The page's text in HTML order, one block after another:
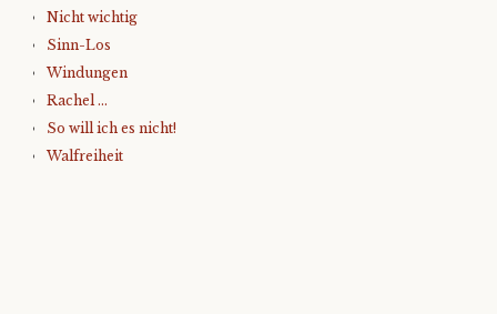
Nicht wichtig
Sinn-Los
Windungen
Rachel …
So will ich es nicht!
Walfreiheit